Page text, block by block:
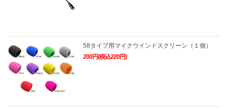
58タイプ用マイクウインドスクリーン（１個）
200円(税込220円)